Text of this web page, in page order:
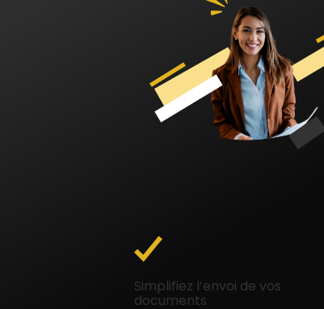
Simplifiez l’envoi de vos
documents